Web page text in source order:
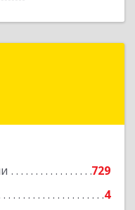
729
4
г, Советская ул,